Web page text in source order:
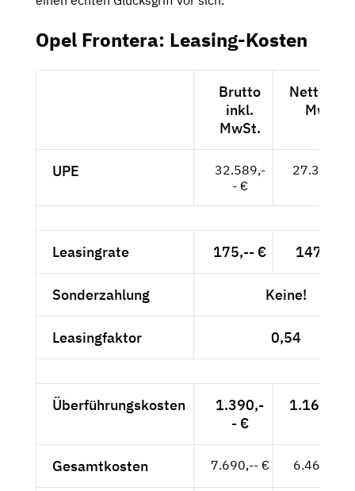
Opel Frontera: Leasing-Kosten
Brutto
inkl.
MwSt.
Netto
MwSt.
UPE
32.589,-
- €
27.386,--
Leasingrate 175,-- € 147,06 €
Sonderzahlung Keine!
Leasingfaktor 0,54
Überführungskosten
1.390,-
- €
1.168,07
Gesamtkosten 7.690,-- € 6.462,18